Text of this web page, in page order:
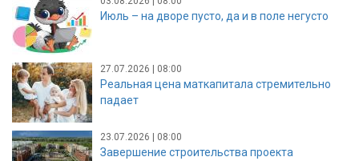
Июль – на дворе пусто, да и в поле негусто
27.07.2026 | 08:00
Реальная цена маткапитала стремительно
падает
23.07.2026 | 08:00
Завершение строительства проекта